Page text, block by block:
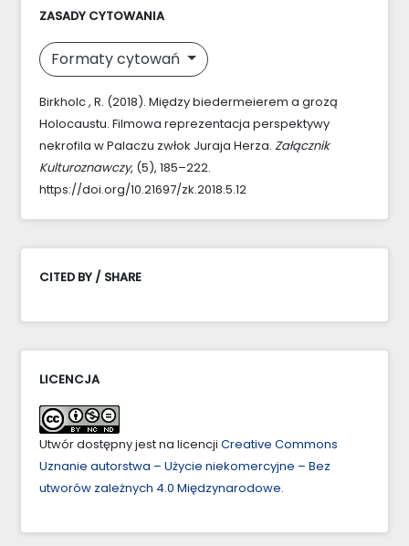
ZASADY CYTOWANIA
Formaty cytowań
Birkholc , R. (2018). Między biedermeierem a grozą
Holocaustu. Filmowa reprezentacja perspektywy
nekrofila w Palaczu zwłok Juraja Herza. Załącznik
Kulturoznawczy, (5), 185–222.
https://doi.org/10.21697/zk.2018.5.12
CITED BY / SHARE
LICENCJA
Utwór dostępny jest na licencji Creative Commons
Uznanie autorstwa – Użycie niekomercyjne – Bez
utworów zależnych 4.0 Międzynarodowe.